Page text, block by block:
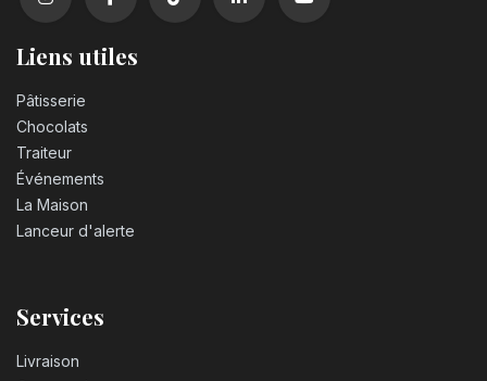
Liens utiles
Pâtisserie
Chocolats
Traiteur
Événements
La Maison
Lanceur d'alerte
Services
Livraison